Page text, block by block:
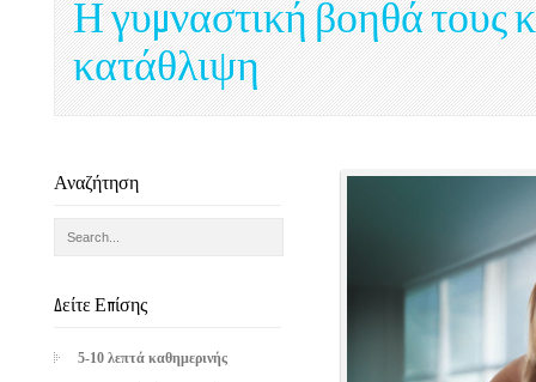
Η γυμναστική βοηθά τους
κατάθλιψη
Αναζήτηση
Δείτε Επίσης
5-10 λεπτά καθημερινής